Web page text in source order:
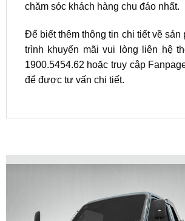
chăm sóc khách hàng chu đáo nhất.
Để biết thêm thông tin chi tiết về sản
trình khuyến mãi vui lòng liên hệ
1900.5454.62 hoặc truy cập
để được tư vấn chi tiết.